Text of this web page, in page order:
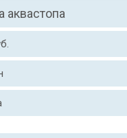
аквастопа